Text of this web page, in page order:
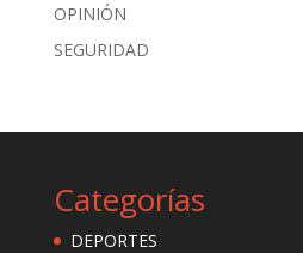
OPINIÓN
SEGURIDAD
Categorías
DEPORTES